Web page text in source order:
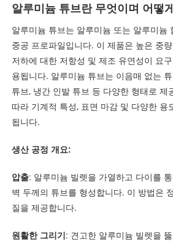
알루미늄 튜브란 무엇이며 어떻
알루미늄 튜브는 알루미늄 또는 알루미늄
중공 프로파일입니다. 이 제품은 높은 중
저하에 대한 저항성 및 제조 유연성이 요
용됩니다. 알루미늄 튜브는 이음매 없는
튜브, 냉간 인발 튜브 등 다양한 형태로 제
따라 기계적 특성, 표면 마감 및 다양한 용
됩니다.
생산 공정 개요:
압출: 알루미늄 빌렛을 가열하고 다이를
벽 두께의 튜브를 형성합니다. 이 방법은
질을 제공합니다.
원활한 그리기: 견고한 알루미늄 빌렛을